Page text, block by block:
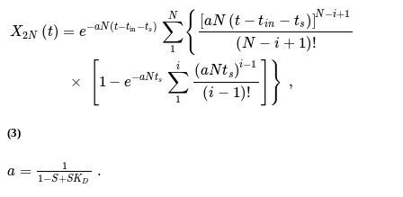
X2N (t) = e−aN(t−tin −ts) ∑
1
N { [aN (t − tin − ts )]N −i+1
(N − i + 1)!
× 1 − e−aNts ∑
1
i (aNts)i−1
(i − 1)! } ,
(3)
a =
1
1 −S+SK D
.